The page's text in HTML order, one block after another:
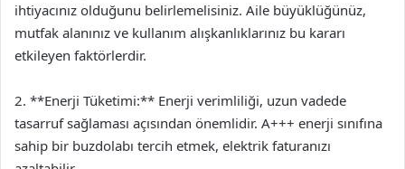
ihtiyacınız olduğunu belirlemelisiniz. Aile büyüklüğünüz,
mutfak alanınız ve kullanım alışkanlıklarınız bu kararı
etkileyen faktörlerdir.
2. **Enerji Tüketimi:** Enerji verimliliği, uzun vadede
tasarruf sağlaması açısından önemlidir. A+++ enerji sınıfına
sahip bir buzdolabı tercih etmek, elektrik faturanızı